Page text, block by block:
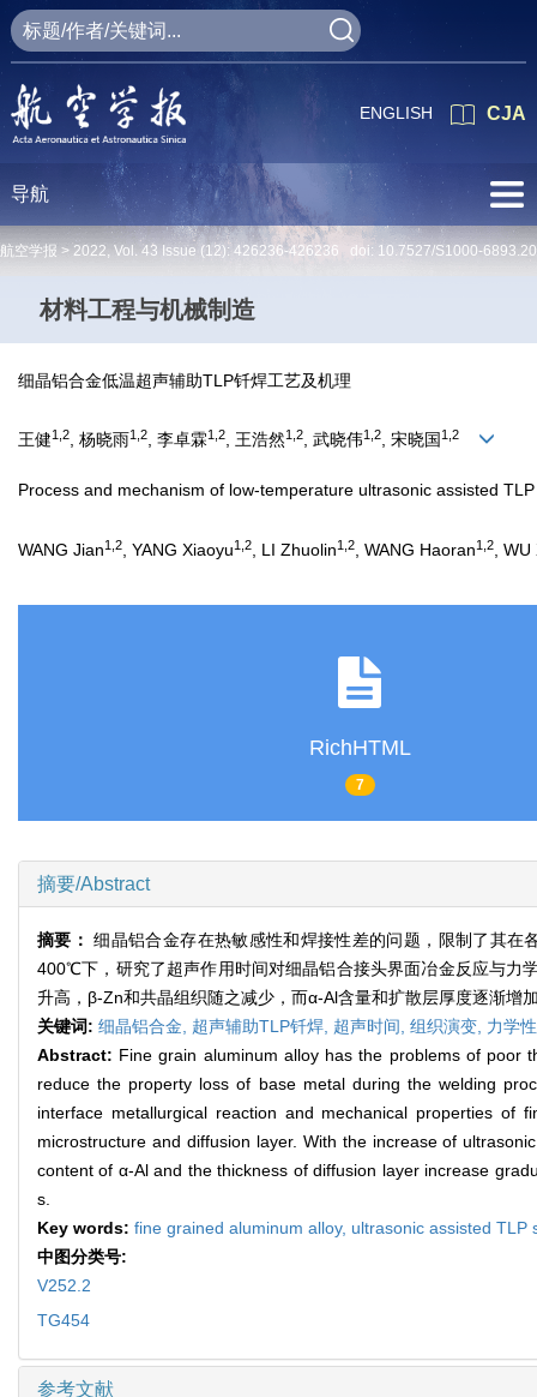
CJA
ENGLISH
导航
航空学报 > 2022, Vol. 43 Issue (12): 426236-426236 doi: 10.7527/S1000-
材料工程与机械制造
细晶铝合金低温超声辅助TLP钎焊工艺及机理
王健1,2, 杨晓雨1,2, 李卓霖1,2, 王浩然1,2, 武晓伟1,2, 宋晓国 1,2
Process and mechanism of low-temperature ultrasonic assisted
WANG Jian1,2 , YANG Xiaoyu1,2 , LI Zhuolin1,2 , WANG Haoran1,2 ,
RichHTML
7
摘要/Abstract
摘要：细晶铝合金存在热敏感性和焊接性差的问题，限制了其
400℃下，研究了超声作用时间对细晶铝合接头界面冶金反应与力
升高，β-Zn和共晶组织随之减少，而α-Al含量和扩散层厚度逐渐
关键词: 细晶铝合金, 超声辅助TLP钎焊, 超声时间, 组织演变, 力学
Abstract: Fine grain aluminum alloy has the problems of poor
reduce the property loss of base metal during the welding
interface metallurgical reaction and mechanical properties
microstructure and diffusion layer. With the increase of
content of α-Al and the thickness of diffusion layer increase
s.
Key words: fine grained aluminum alloy, ultrasonic assisted TLP
中图分类号:
V252.2
TG454
参考文献